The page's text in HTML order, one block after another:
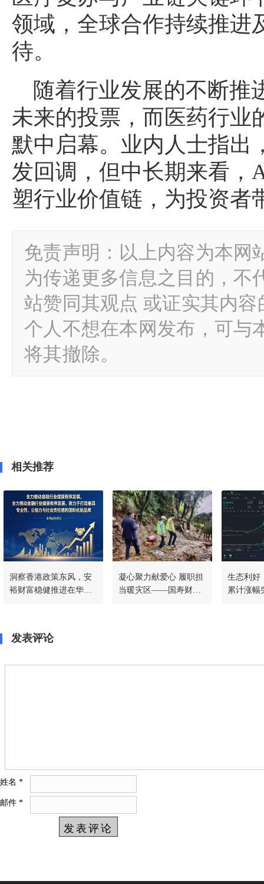
领域，全球合作持续推进
待。
随着行业发展的不断推
未来的投票，而医药行业
默中启幕。业内人士指出
发回调，但中长期来看，
塑行业价值链，为投资者
免责声明：以上内容为本网
为传递更多信息之目的，不
站赞同其观点 或证实其内
个人不想在本网发布，可与
将其撤除。
相关推荐
洞察香港政策东风，安
裕财富稳健推进在华战
凝心聚力献爱心 履职担
当暖灾区——国寿财险
生态利好
累计涨幅
发表评论
姓名 *
邮件 *